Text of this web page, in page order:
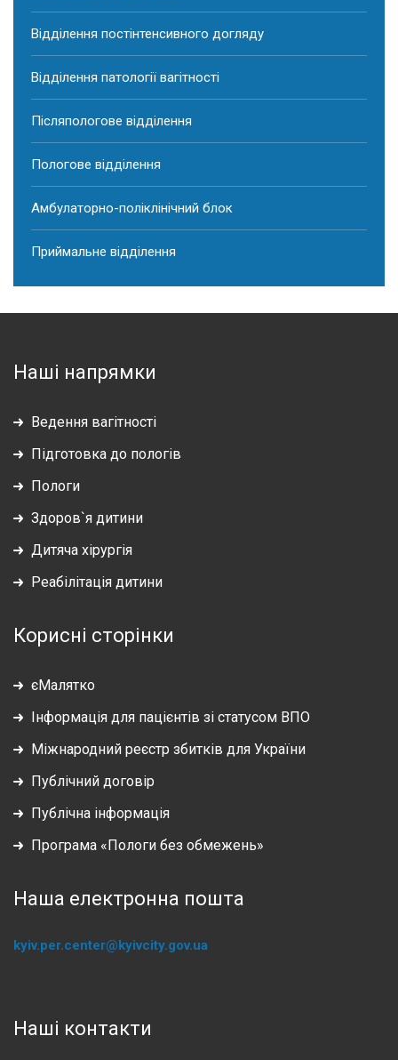
Відділення постінтенсивного догляду
Відділення патології вагітності
Післяпологове відділення
Пологове відділення
Амбулаторно-поліклінічний блок
Приймальне відділення
Наші напрямки
Ведення вагітності
Підготовка до пологів
Пологи
Здоров`я дитини
Дитяча хірургія
Реабілітація дитини
Корисні сторінки
єМалятко
Інформація для пацієнтів зі статусом ВПО
Міжнародний реєстр збитків для України
Публічний договір
Публічна інформація
Програма «Пологи без обмежень»
Наша електронна пошта
kyiv.per.center@kyivcity.gov.ua
Наші контакти